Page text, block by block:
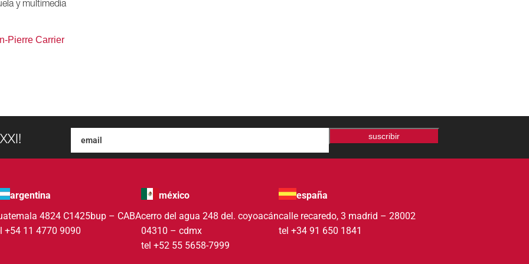
y multimedia
Pierre Carrier
suscribir
argentina
4824 C1425bup – CABA
+54 11 4770 9090
méxico
cerro del agua 248 del. coyoacán
04310 – cdmx
tel +52 55 5658-7999
españa
calle recaredo, 3 madrid – 28002
tel +34 91 650 1841